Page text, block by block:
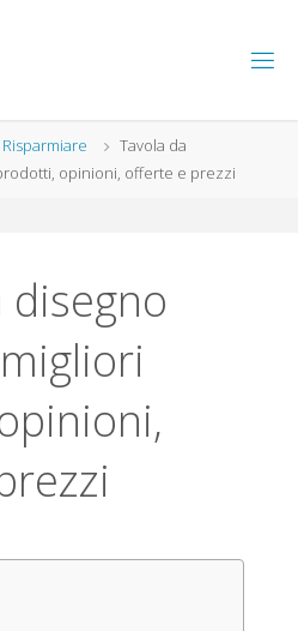
Tavola da
opinioni, offerte e prezzi
disegno